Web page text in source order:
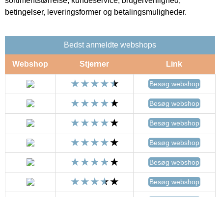
betingelser, leveringsformer og betalingsmuligheder.
Bedst anmeldte webshops
Webshop Stjerner Link
Besøg webshop
Besøg webshop
Besøg webshop
Besøg webshop
Besøg webshop
Besøg webshop